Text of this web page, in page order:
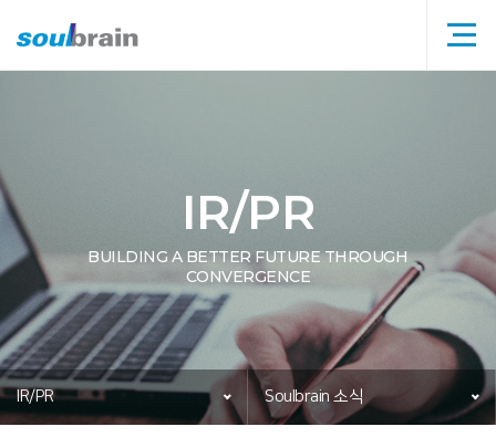
타이틀
IR/PR
BUILDING A BETTER FUTURE THROUGH
CONVERGENCE
IR/PR Soulbrain 소식